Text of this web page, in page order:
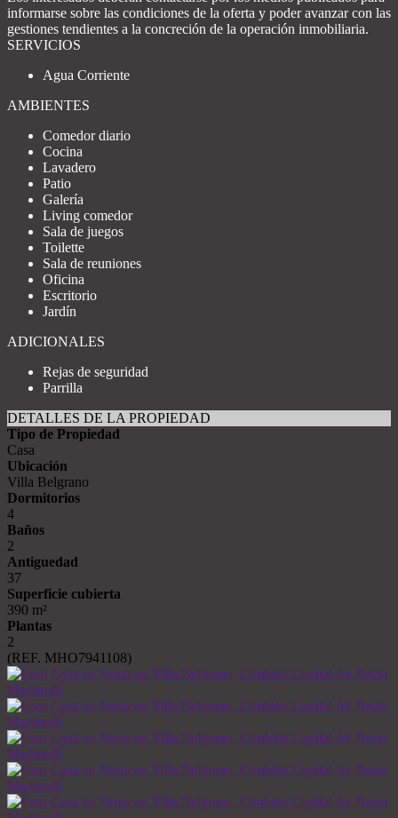
informarse sobre las condiciones de la oferta y poder avanzar con las
gestiones tendientes a la concreción de la operación inmobiliaria.
SERVICIOS
Agua Corriente
AMBIENTES
Comedor diario
Cocina
Lavadero
Patio
Galería
Living comedor
Sala de juegos
Toilette
Sala de reuniones
Oficina
Escritorio
Jardín
ADICIONALES
Rejas de seguridad
Parrilla
DETALLES DE LA PROPIEDAD
Tipo de Propiedad
Casa
Ubicación
Villa Belgrano
Dormitorios
4
Baños
2
Antiguedad
37
Superficie cubierta
390 m²
Plantas
2
(REF. MHO7941108)